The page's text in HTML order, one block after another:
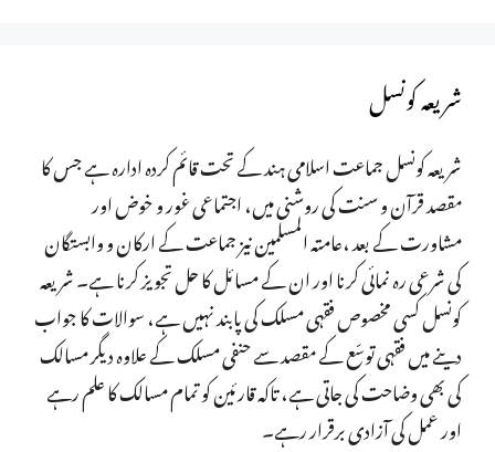
شریعہ کونسل
شریعہ کونسل جماعت اسلامی ہند کے تحت قائم کردہ ادارہ ہے جس کا
مقصد قرآن و سنت کی روشنی میں، اجتماعی غور و خوض اور
مشاورت کے بعد ،عامتہ المسلمین نیز جماعت کے ارکان و وابستگان
کی شرعی رہ نمائی کرنا اور ان کے مسائل کا حل تجویز کرنا ہے۔ شریعہ
کونسل کسی مخصوص فقہی مسلک کی پابند نہیں ہے، سوالات کا جواب
دینے میں فقہی توسّع کے مقصد سے حنفی مسلک کے علاوہ دیگر مسالک
کی بھی وضاحت کی جاتی ہے، تاکہ قارئین کو تمام مسالک کا علم رہے
اور عمل کی آزادی برقرار رہے۔